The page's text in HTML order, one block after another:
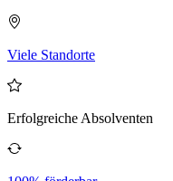
Viele Standorte
Erfolgreiche Absolventen